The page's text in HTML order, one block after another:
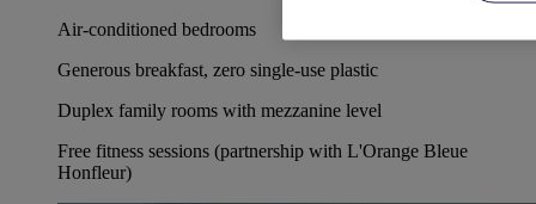
Air-conditioned bedrooms
Generous breakfast, zero single-use plastic
Duplex family rooms with mezzanine level
Free fitness sessions (partnership with L'Orange Bleue
Honfleur)